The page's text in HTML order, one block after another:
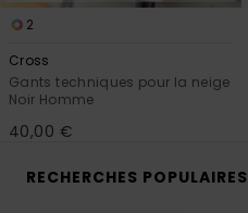
2
Cross
Gants techniques pour la neige
Noir Homme
40,00 €
RECHERCHES POPULAIRES